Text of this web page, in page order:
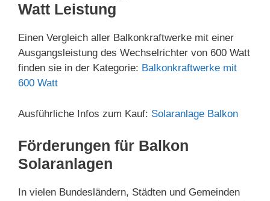
Watt Leistung
Einen Vergleich aller Balkonkraftwerke mit einer
Ausgangsleistung des Wechselrichter von 600 Watt
finden sie in der Kategorie: Balkonkraftwerke mit
600 Watt
Ausführliche Infos zum Kauf: Solaranlage Balkon
Förderungen für Balkon
Solaranlagen
In vielen Bundesländern, Städten und Gemeinden